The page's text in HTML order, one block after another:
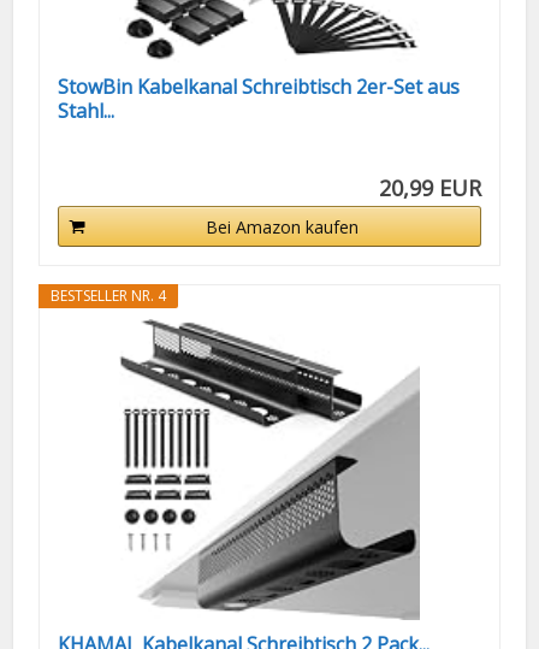
StowBin Kabelkanal Schreibtisch 2er-Set aus
Stahl...
20,99 EUR
Bei Amazon kaufen
BESTSELLER NR. 4